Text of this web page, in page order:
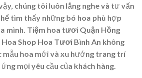
chúng tôi luôn lắng nghe và tư vấn
tìm thấy những bó hoa phù hợp
mình. Tiệm hoa tươi Quận Hồng
Shop Hoa Tươi Bình An không
mẫu hoa mới và xu hướng trang trí
mọi yêu cầu của khách hàng.